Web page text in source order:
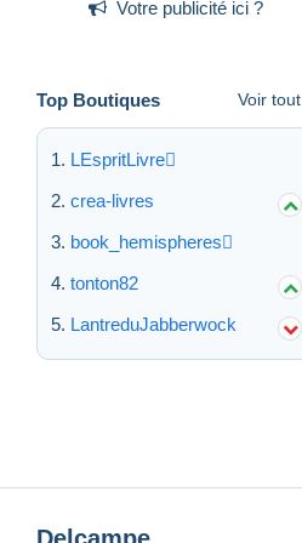
Votre publicité ici ?
Top Boutiques Voir tout
LEspritLivre
crea-livres
book_hemispheres
tonton82
LantreduJabberwock